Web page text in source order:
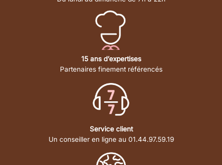
15 ans d’expertises
Partenaires finement référencés
Service client
Un conseiller en ligne au 01.44.97.59.19